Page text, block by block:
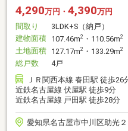
4,290万円・ 4,390万円
間取り
3LDK+S（納戸）
建物面積 107.46m2 ・110.56m2
土地面積 127.17m2 ・133.29m2
総戸数
4戸
ＪＲ関西本線 春田駅 徒歩26
近鉄名古屋線 伏屋駅 徒歩9分
近鉄名古屋線 戸田駅 徒歩28分
愛知県名古屋市中川区助光２